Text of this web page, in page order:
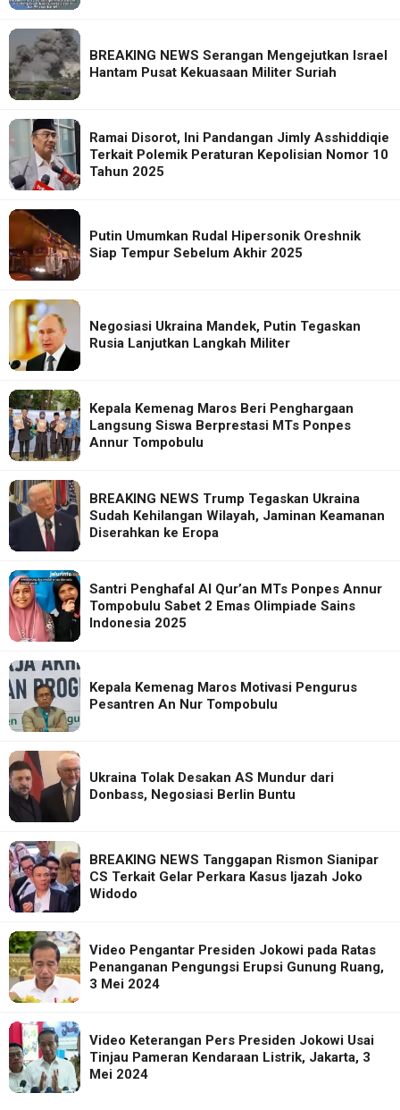
BREAKING NEWS Serangan Mengejutkan Israel
Hantam Pusat Kekuasaan Militer Suriah
Ramai Disorot, Ini Pandangan Jimly Asshiddiqie
Terkait Polemik Peraturan Kepolisian Nomor 10
Tahun 2025
Putin Umumkan Rudal Hipersonik Oreshnik
Siap Tempur Sebelum Akhir 2025
Negosiasi Ukraina Mandek, Putin Tegaskan
Rusia Lanjutkan Langkah Militer
Kepala Kemenag Maros Beri Penghargaan
Langsung Siswa Berprestasi MTs Ponpes
Annur Tompobulu
BREAKING NEWS Trump Tegaskan Ukraina
Sudah Kehilangan Wilayah, Jaminan Keamanan
Diserahkan ke Eropa
Santri Penghafal Al Qur’an MTs Ponpes Annur
Tompobulu Sabet 2 Emas Olimpiade Sains
Indonesia 2025
Kepala Kemenag Maros Motivasi Pengurus
Pesantren An Nur Tompobulu
Ukraina Tolak Desakan AS Mundur dari
Donbass, Negosiasi Berlin Buntu
BREAKING NEWS Tanggapan Rismon Sianipar
CS Terkait Gelar Perkara Kasus Ijazah Joko
Widodo
Video Pengantar Presiden Jokowi pada Ratas
Penanganan Pengungsi Erupsi Gunung Ruang,
3 Mei 2024
Video Keterangan Pers Presiden Jokowi Usai
Tinjau Pameran Kendaraan Listrik, Jakarta, 3
Mei 2024